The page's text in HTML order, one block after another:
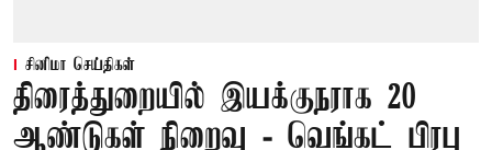
சினிமா செய்திகள்
திரைத்துறையில் இயக்குநராக 20
ஆண்டுகள் நிறைவு - வெங்கட் பிரபு